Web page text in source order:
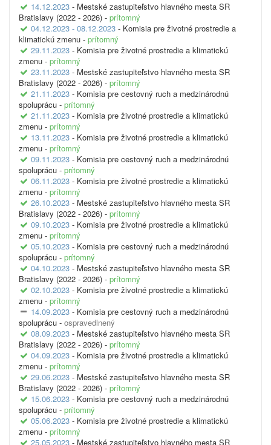
14.12.2023 - Mestské zastupiteľstvo hlavného mesta SR
Bratislavy (2022 - 2026) - prítomný
04.12.2023 - 08.12.2023 - Komisia pre životné prostredie a
klimatickú zmenu - prítomný
29.11.2023 - Komisia pre životné prostredie a klimatickú
zmenu - prítomný
23.11.2023 - Mestské zastupiteľstvo hlavného mesta SR
Bratislavy (2022 - 2026) - prítomný
21.11.2023 - Komisia pre cestovný ruch a medzinárodnú
spoluprácu - prítomný
21.11.2023 - Komisia pre životné prostredie a klimatickú
zmenu - prítomný
13.11.2023 - Komisia pre životné prostredie a klimatickú
zmenu - prítomný
09.11.2023 - Komisia pre cestovný ruch a medzinárodnú
spoluprácu - prítomný
06.11.2023 - Komisia pre životné prostredie a klimatickú
zmenu - prítomný
26.10.2023 - Mestské zastupiteľstvo hlavného mesta SR
Bratislavy (2022 - 2026) - prítomný
09.10.2023 - Komisia pre životné prostredie a klimatickú
zmenu - prítomný
05.10.2023 - Komisia pre cestovný ruch a medzinárodnú
spoluprácu - prítomný
04.10.2023 - Mestské zastupiteľstvo hlavného mesta SR
Bratislavy (2022 - 2026) - prítomný
02.10.2023 - Komisia pre životné prostredie a klimatickú
zmenu - prítomný
14.09.2023 - Komisia pre cestovný ruch a medzinárodnú
spoluprácu - ospravedlnený
08.09.2023 - Mestské zastupiteľstvo hlavného mesta SR
Bratislavy (2022 - 2026) - prítomný
04.09.2023 - Komisia pre životné prostredie a klimatickú
zmenu - prítomný
29.06.2023 - Mestské zastupiteľstvo hlavného mesta SR
Bratislavy (2022 - 2026) - prítomný
15.06.2023 - Komisia pre cestovný ruch a medzinárodnú
spoluprácu - prítomný
05.06.2023 - Komisia pre životné prostredie a klimatickú
zmenu - prítomný
25.05.2023 - Mestské zastupiteľstvo hlavného mesta SR